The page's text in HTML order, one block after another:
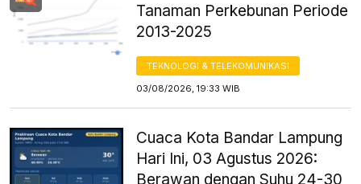
Tanaman Perkebunan Periode
2013-2025
TEKNOLOGI & TELEKOMUNIKASI
03/08/2026, 19:33 WIB
Cuaca Kota Bandar Lampung
Hari Ini, 03 Agustus 2026:
Berawan dengan Suhu 24-30